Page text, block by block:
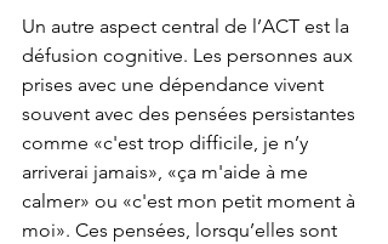
Un autre aspect central de l’ACT est la
défusion cognitive. Les personnes aux
prises avec une dépendance vivent
souvent avec des pensées persistantes
comme «c'est trop difficile, je n’y
arriverai jamais», «ça m'aide à me
calmer» ou «c'est mon petit moment à
moi». Ces pensées, lorsqu’elles sont